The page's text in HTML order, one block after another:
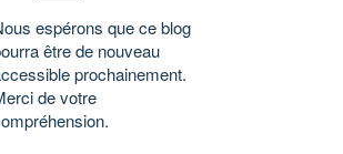
espérons que ce blog
être de nouveau
prochainement.
de votre